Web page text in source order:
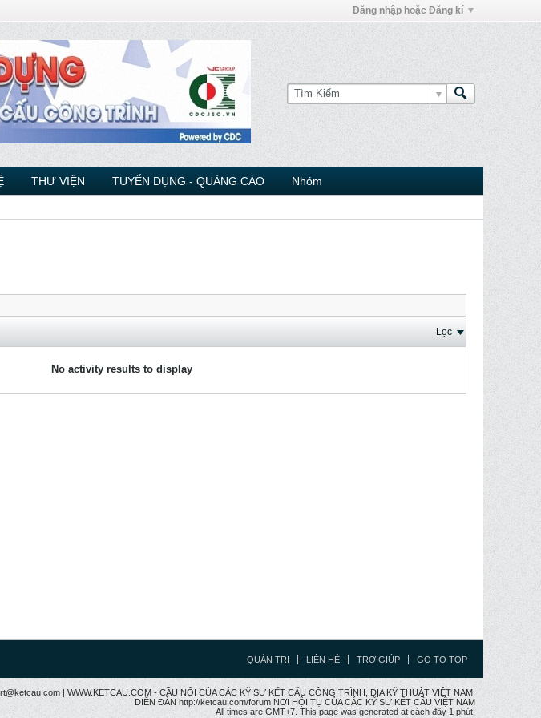
Đăng nhập hoặc Đăng kí
THƯ VIỆN TUYỂN DỤNG - QUẢNG CÁO Nhóm
Lọc
No activity results to display
QUẢN TRỊ LIÊN HỆ TRỢ GIÚP GO TO TOP
| WWW.KETCAU.COM - CẦU NỐI CỦA CÁC KỸ SƯ KẾT CẤU CÔNG TRÌNH, ĐỊA KỸ THUẬT VIỆT NAM.
DIỄN ĐÀN http://ketcau.com/forum NƠI HỘI TỤ CỦA CÁC KỸ SƯ KẾT CÂU VIỆT NAM
All times are GMT+7. This page was generated at cách đây 1 phút.